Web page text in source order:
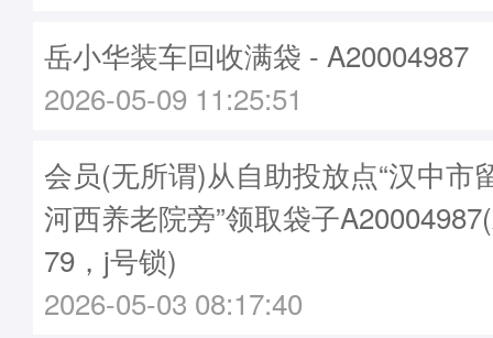
岳小华装车回收满袋 - A20004987
2026-05-09 11:25:51
会员(无所谓)从自助投放点“汉中市
河西养老院旁”领取袋子
79，j号锁)
2026-05-03 08:17:40